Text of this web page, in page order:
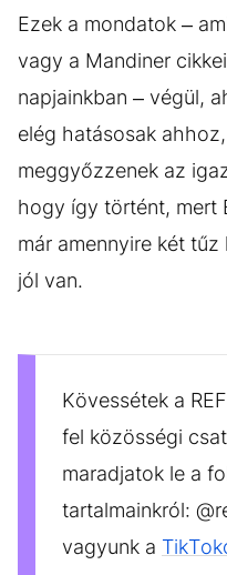
Ezek a mondatok –
vagy a Mandiner
napjainkban – végül,
elég hatásosak
meggyőzzenek az
hogy így történt, mert
már amennyire két
jól van.
Kövessétek a
fel közösségi
maradjatok le a
tartalmainkról:
vagyunk a